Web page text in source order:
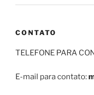
CONTATO
TELEFONE PARA
E-mail para contato: